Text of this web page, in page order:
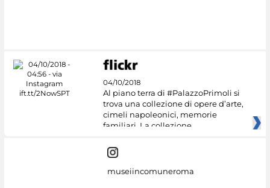
04/10/2018
Al piano terra di #PalazzoPrimoli si
trova una collezione di opere d’arte,
cimeli napoleonici, memorie
familiari. La collezione
museiincomuneroma